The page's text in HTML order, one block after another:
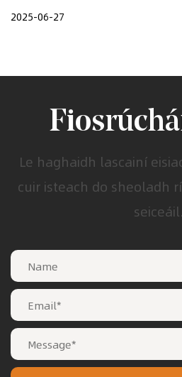
2025-06-27
Le haghaidh lascainí
cuir isteach do sheoladh
seiceáil.